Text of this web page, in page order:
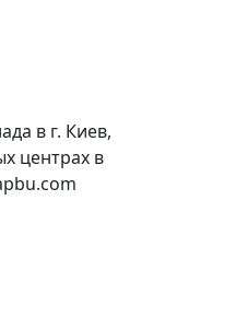
в г. Киев,
центрах в